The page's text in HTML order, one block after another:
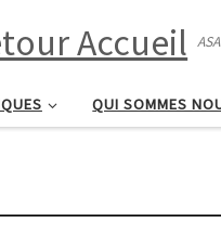
QUI SOMMES